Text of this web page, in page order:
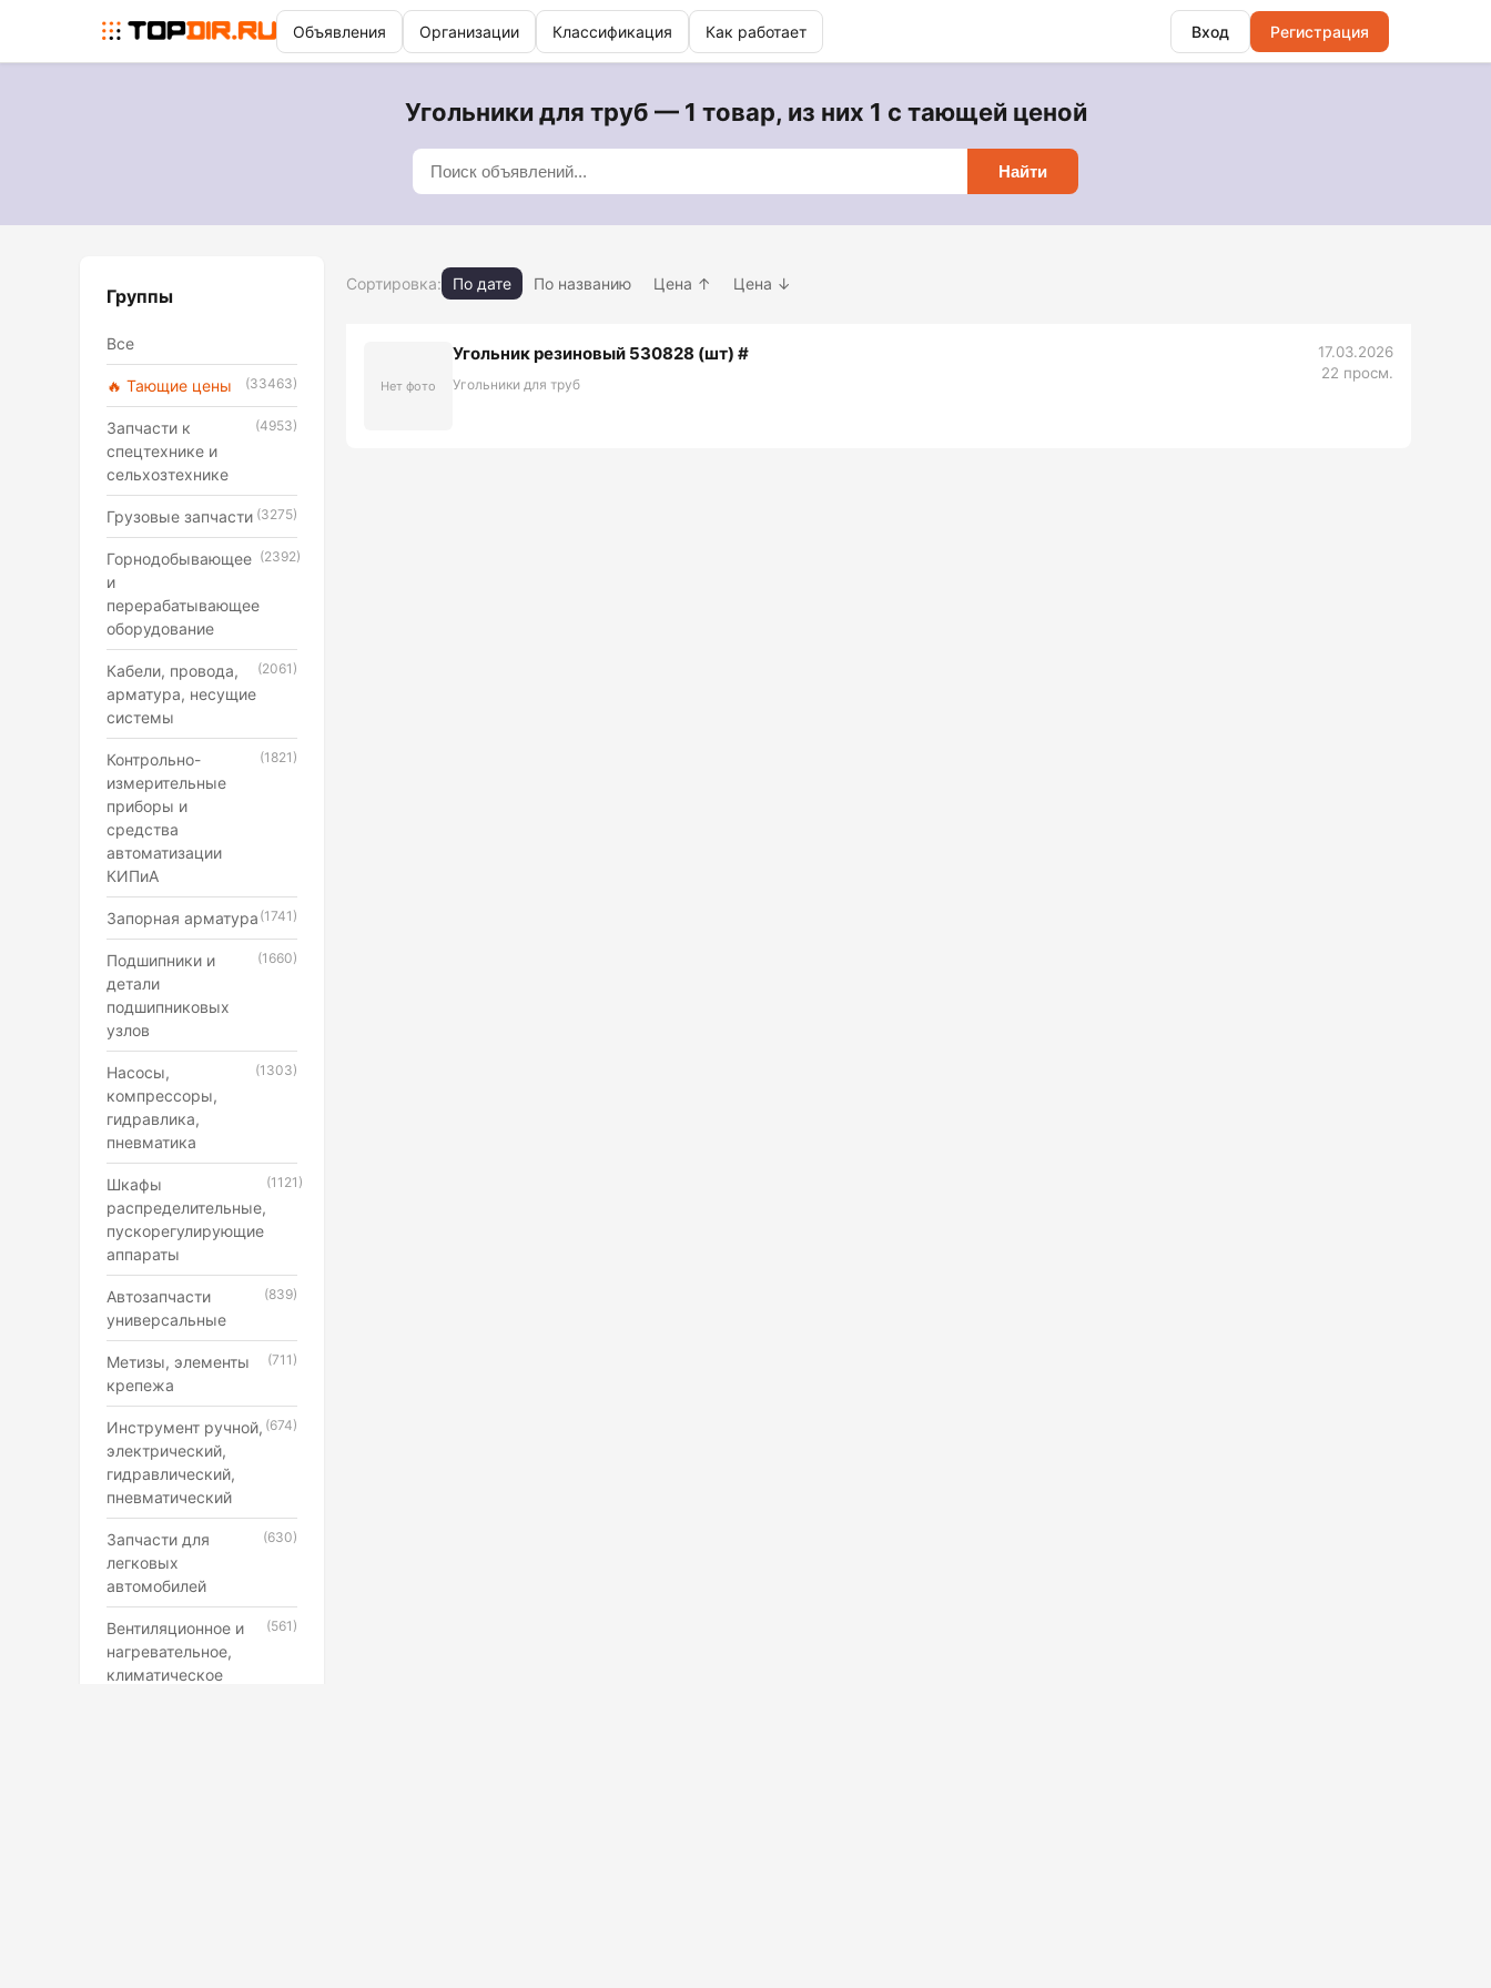
Объявления Организации Классификация Как работает Вход Регистрация
Угольники для труб — 1 товар, из них 1 с тающей ценой
Найти
Группы
Все
🔥 Тающие цены (33463)
Запчасти к
спецтехнике и
сельхозтехнике
(4953)
Грузовые запчасти (3275)
Горнодобывающее
и
перерабатывающее
оборудование
(2392)
Кабели, провода,
арматура, несущие
системы
(2061)
Контрольно-
измерительные
приборы и
средства
автоматизации
КИПиА
(1821)
Запорная арматура (1741)
Подшипники и
детали
подшипниковых
узлов
(1660)
Насосы,
компрессоры,
гидравлика,
пневматика
(1303)
Шкафы
распределительные,
пускорегулирующие
аппараты
(1121)
Автозапчасти
универсальные
(839)
Метизы, элементы
крепежа
(711)
Инструмент ручной,
электрический,
гидравлический,
пневматический
(674)
Запчасти для
легковых
автомобилей
(630)
Вентиляционное и
нагревательное,
климатическое
(561)
Сортировка: По дате По названию Цена ↑ Цена ↓
Нет фото
Угольник резиновый 530828 (шт) #
Угольники для труб
17.03.2026
22 просм.